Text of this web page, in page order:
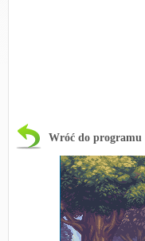
Wróć do programu